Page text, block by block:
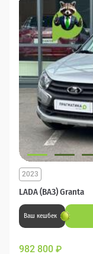
LADA (ВАЗ) Granta
2023
Ваш кешбек
982 800 ₽